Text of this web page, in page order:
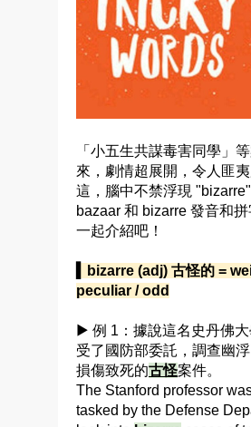
「小五生共謀毒害同學」
來，劇情超展開，令人匪
這，腦中不禁浮現 "bizarre"
bazaar 和 bizarre 發音和拼
一起介紹吧！
▍bizarre (adj) 古怪的 =
peculiar / odd
▶ 例 1：據說這名史丹佛
受了國防部委託，調查幽
損傷致死的古怪案件。
The Stanford professor
tasked by the Defense